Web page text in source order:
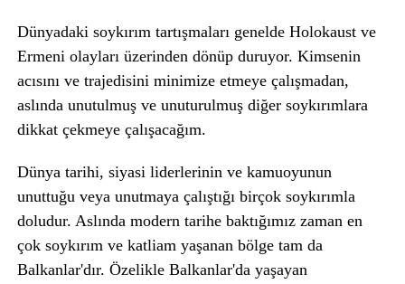
Dünyadaki soykırım tartışmaları genelde Holokaust ve
Ermeni olayları üzerinden dönüp duruyor. Kimsenin
acısını ve trajedisini minimize etmeye çalışmadan,
aslında unutulmuş ve unuturulmuş diğer soykırımlara
dikkat çekmeye çalışacağım.
Dünya tarihi, siyasi liderlerinin ve kamuoyunun
unuttuğu veya unutmaya çalıştığı birçok soykırımla
doludur. Aslında modern tarihe baktığımız zaman en
çok soykırım ve katliam yaşanan bölge tam da
Balkanlar'dır. Özelikle Balkanlar'da yaşayan